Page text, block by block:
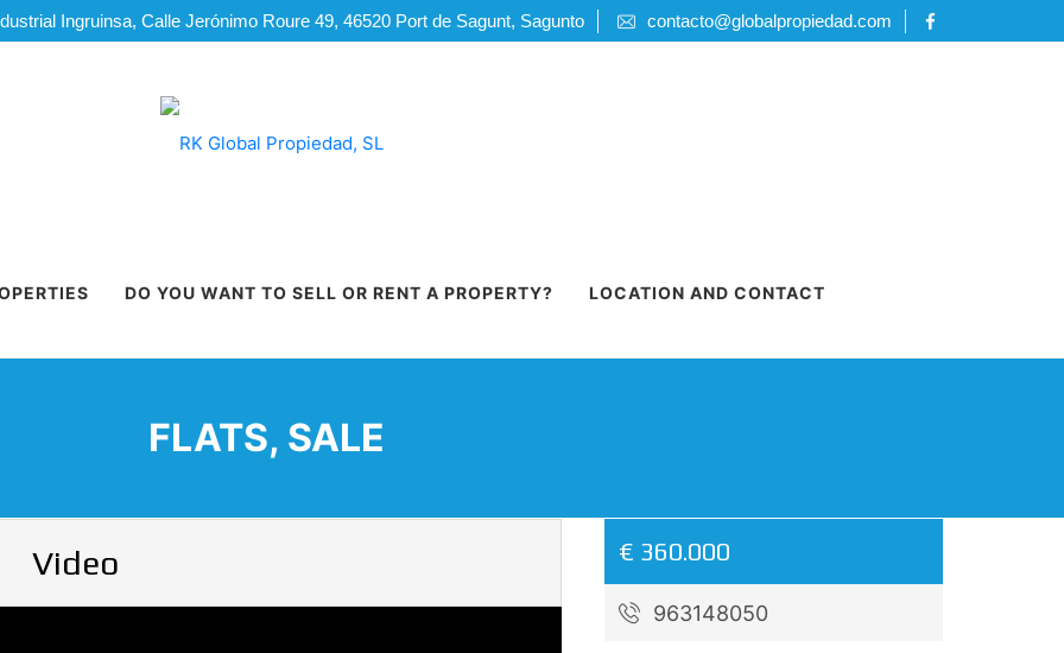
Ingruinsa, Calle Jerónimo Roure 49, 46520 Port de Sagunt, Sagunto contacto@globalpropiedad.com
DO YOU WANT TO SELL OR RENT A PROPERTY? LOCATION AND CONTACT
FLATS, SALE
Video € 360.000
963148050